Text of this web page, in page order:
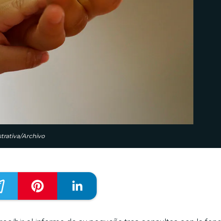
Archivo